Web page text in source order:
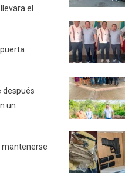
el
después
un
mantenerse